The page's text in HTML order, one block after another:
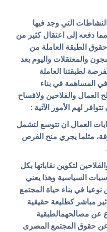
التي وجد فيها
دفعه إلى اعتقال كثير من
الطبقة العاملة من
والمعتقلات واليوم بعد
لطبقتنا العاملة
في المساهمة في بناء
والفلاحين ولافساح
لهم الأمور الآتية :
العمال ان تتوسع لتشمل
مثلما يجري منح الفرص
لتكوين نقاباتها بكل
السياسية وهذا يعني
في بناء حياة المجتمع
مباشر كطليعة حقيقية
عن مصالحهمالطبقية
حقوق المجتمع المصرى